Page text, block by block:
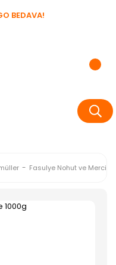
BEDAVA!
Fasulye Nohut ve